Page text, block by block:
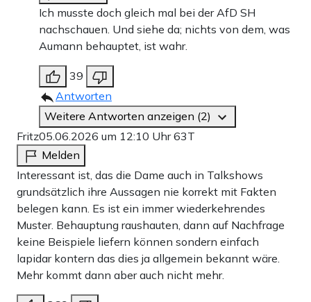
Ich musste doch gleich mal bei der AfD SH
nachschauen. Und siehe da; nichts von dem, was
Aumann behauptet, ist wahr.
39
Antworten
Weitere Antworten anzeigen (2)
Fritz05.06.2026 um 12:10 Uhr63T
Melden
Interessant ist, das die Dame auch in Talkshows
grundsätzlich ihre Aussagen nie korrekt mit Fakten
belegen kann. Es ist ein immer wiederkehrendes
Muster. Behauptung raushauten, dann auf Nachfrage
keine Beispiele liefern können sondern einfach
lapidar kontern das dies ja allgemein bekannt wäre.
Mehr kommt dann aber auch nicht mehr.